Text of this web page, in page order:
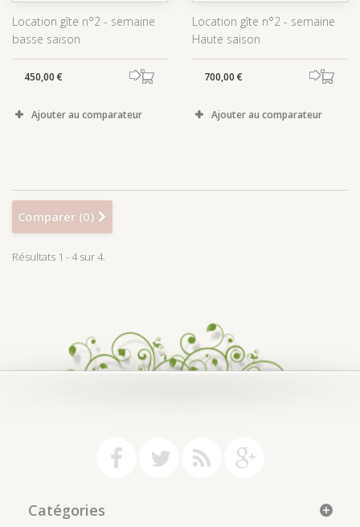
Location gîte n°2 - semaine
basse saison
450,00 €
Ajouter au comparateur
Location gîte n°2 - semaine
Haute saison
700,00 €
Ajouter au comparateur
Comparer (0)
Résultats 1 - 4 sur 4.
Catégories